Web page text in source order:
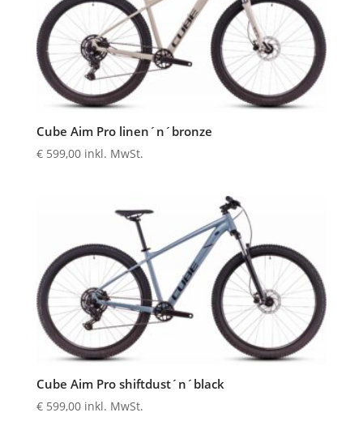
Cube Aim Pro linen´n´bronze
€599,00 inkl. MwSt.
Cube Aim Pro shiftdust´n´black
€599,00 inkl. MwSt.